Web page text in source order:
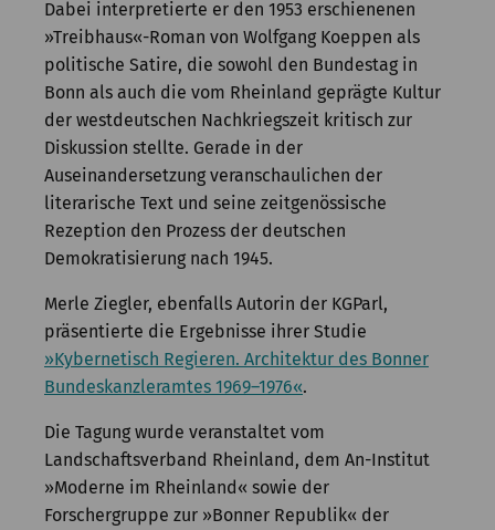
Dabei interpretierte er den 1953 erschienenen
»Treibhaus«-Roman von Wolfgang Koeppen als
politische Satire, die sowohl den Bundestag in
Bonn als auch die vom Rheinland geprägte Kultur
der westdeutschen Nachkriegszeit kritisch zur
Diskussion stellte. Gerade in der
Auseinandersetzung veranschaulichen der
literarische Text und seine zeitgenössische
Rezeption den Prozess der deutschen
Demokratisierung nach 1945.
Merle Ziegler, ebenfalls Autorin der KGParl,
präsentierte die Ergebnisse ihrer Studie
»Kybernetisch Regieren. Architektur des Bonner
Bundeskanzleramtes 1969–1976«.
Die Tagung wurde veranstaltet vom
Landschaftsverband Rheinland, dem An-Institut
»Moderne im Rheinland« sowie der
Forschergruppe zur »Bonner Republik« der